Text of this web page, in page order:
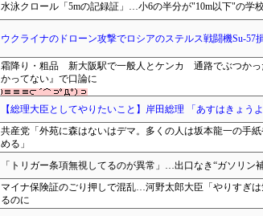
水泳クロール「5mの記録証」…小6の半分が"10m以下"の学
ウクライナのドローン攻撃でロシアのステルス戦闘機Su-57
霜降り・粗品 新大阪駅で一般人とケンカ 通路でぶつかっ
かってない』で口論に
【総理大臣としてやりたいこと】岸田総理 「あすはきょう
共産党「外苑に森はないはデマ。多くの人は坂本龍一の手
める」
「トリガー条項無視してるのが異常」…出口なき“ガソリン
マイナ保険証のごり押しで混乱…河野太郎大臣「やりすぎ
るのに